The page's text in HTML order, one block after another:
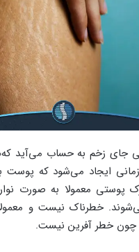
ایجاد می‌شود که
پوستی معمولا به صورت
خطرناک نیست و
چون خطر آفرین نیست.